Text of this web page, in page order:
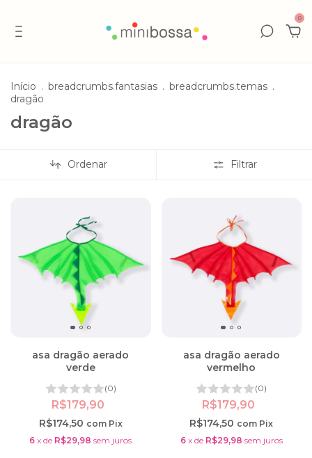
0
Início . breadcrumbs.fantasias . breadcrumbs.temas .
dragão
dragão
Ordenar Filtrar
asa dragão aerado
verde
(0)
R$179,90
R$174,50 com Pix
6 xde R$29,98 sem juros
asa dragão aerado
vermelho
(0)
R$179,90
R$174,50 com Pix
6 x de R$29,98 sem juros